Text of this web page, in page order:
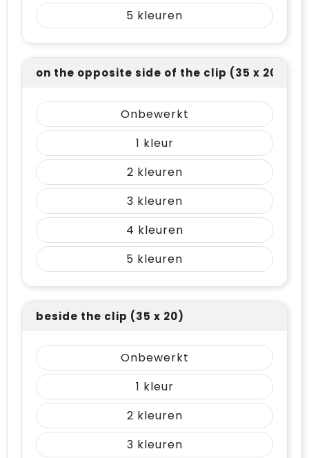
5
on the opposite side of the clip (35 x 20)
Onbewerkt
1
2
3
4
5
beside the clip (35 x 20)
Onbewerkt
1
2
3